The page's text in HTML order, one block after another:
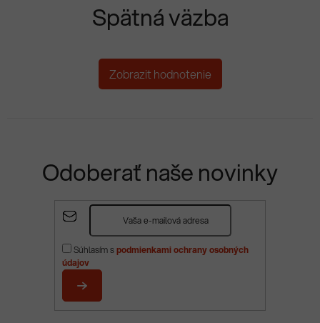
Spätná väzba
Zobrazit hodnotenie
Odoberať naše novinky
Súhlasím spodmienkami ochrany osobných
údajov
PRIHLÁSIŤ